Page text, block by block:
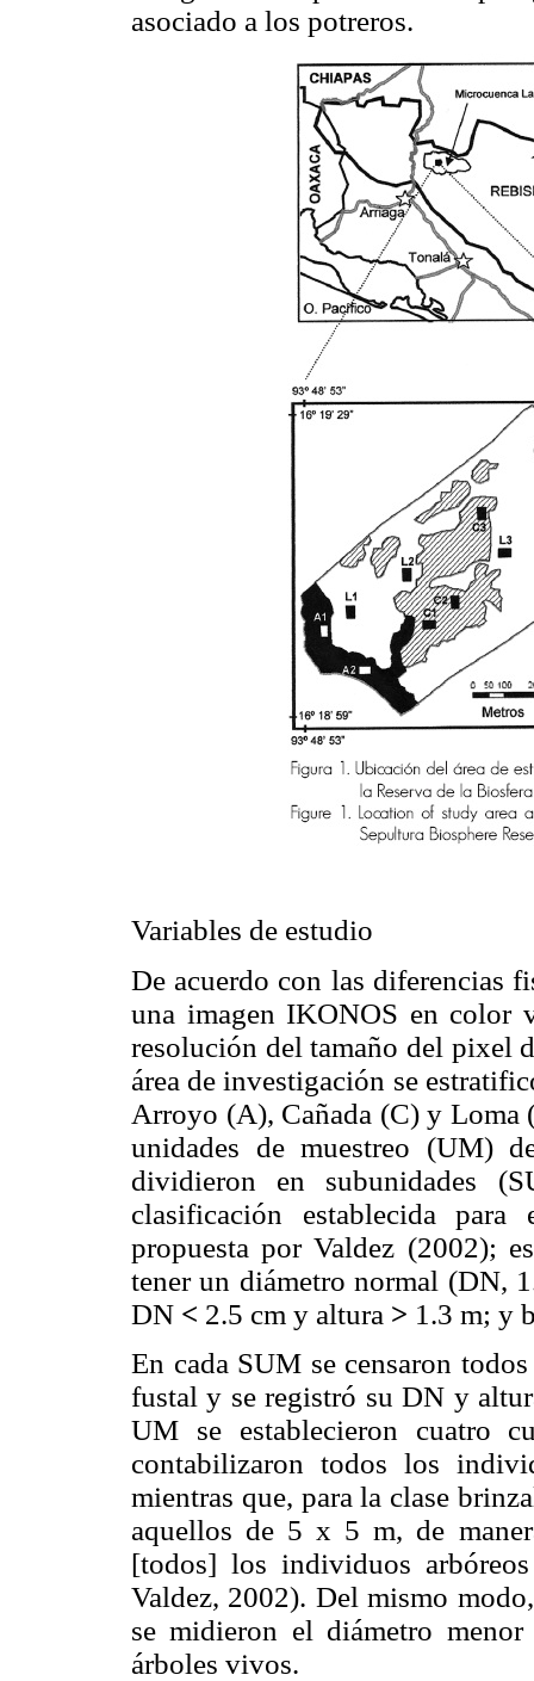
asociado a los potreros.
Variables de estudio
De acuerdo con las diferencias
una imagen IKONOS en color
resolución del tamaño del pixel
área de investigación se
Arroyo (A), Cañada (C) y Loma
unidades de muestreo (UM)
dividieron en subunidades
clasificación establecida
propuesta por Valdez (2002);
tener un diámetro normal (DN,
DN < 2.5 cm y altura > 1.3 m; y
En cada SUM se censaron
fustal y se registró su DN y
UM se establecieron cuatro
contabilizaron todos los
mientras que, para la clase
aquellos de 5 x 5 m, de
[todos] los individuos
Valdez, 2002). Del mismo
se midieron el diámetro
árboles vivos.